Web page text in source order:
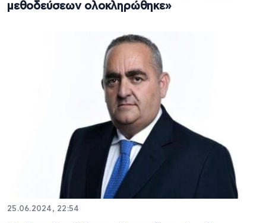
μεθοδεύσεων ολοκληρώθηκε»
25.06.2024, 22:54